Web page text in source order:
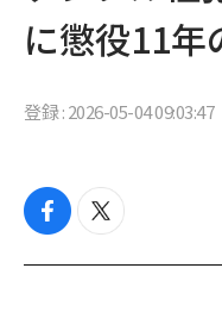
に懲役11年
登録 : 2026-05-04 09:03:47
f
c
t
i